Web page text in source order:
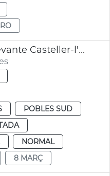
Homenaje Mujer relevante Casteller-l'Oliveral València
POBLES SUD
NORMAL
8 MARÇ